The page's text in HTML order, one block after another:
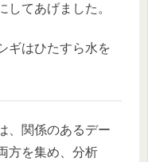
してあげました。
ギはひたすら水を
、関係のあるデー
方を集め、分析